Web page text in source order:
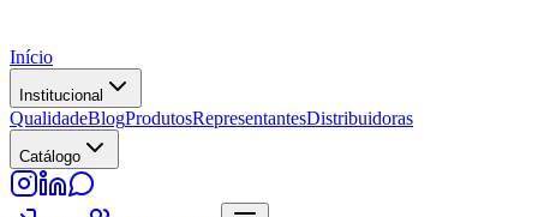
Início
Institucional
QualidadeBlogProdutosRepresentantesDistribuidoras
Catálogo